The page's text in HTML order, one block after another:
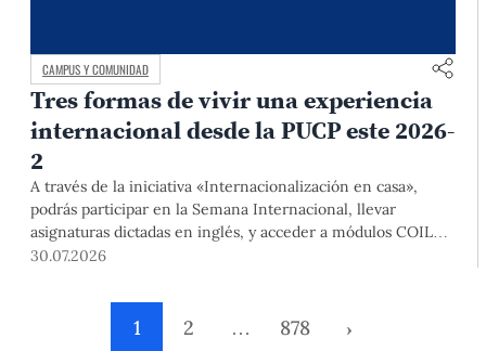
CAMPUS Y COMUNIDAD
Tres formas de vivir una experiencia
internacional desde la PUCP este 2026-
2
A través de la iniciativa «Internacionalización en casa»,
podrás participar en la Semana Internacional, llevar
asignaturas dictadas en inglés, y acceder a módulos COIL
junto con estudiantes y docentes de universidades
mediante el Campus Virtual, durante la Matrícula 2026-2.
30.07.2026
1 2 … 878 ›